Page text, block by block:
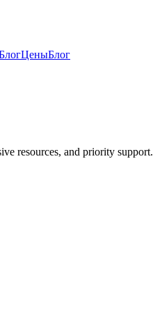
ЦеныБлог
resources, and priority support.